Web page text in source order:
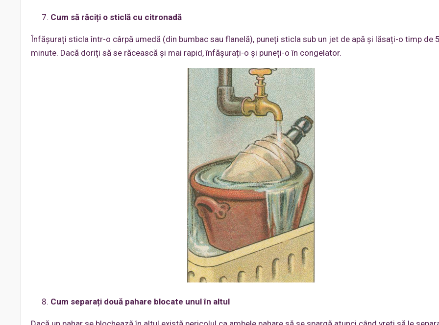
Cum să răciți o sticlă cu citronadă
Înfășurați sticla într-o cârpă umedă (din bumbac sau flanelă), puneți sticla sub un jet de apă și lăsați-o timp de
minute. Dacă doriți să se răcească și mai rapid, înfășurați-o și puneți-o în congelator.
Cum separați două pahare blocate unul în altul